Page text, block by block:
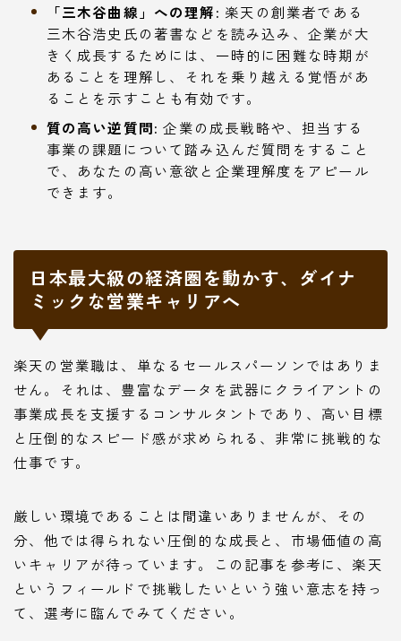
「三木谷曲線」への理解: 楽天の創業者である
三木谷浩史氏の著書などを読み込み、企業が大
きく成長するためには、一時的に困難な時期が
あることを理解し、それを乗り越える覚悟があ
ることを示すことも有効です。
質の高い逆質問: 企業の成長戦略や、担当する
事業の課題について踏み込んだ質問をすること
で、あなたの高い意欲と企業理解度をアピール
できます。
日本最大級の経済圏を動かす、ダイナ
ミックな営業キャリアへ
楽天の営業職は、単なるセールスパーソンではありま
せん。それは、豊富なデータを武器にクライアントの
事業成長を支援するコンサルタントであり、高い目標
と圧倒的なスピード感が求められる、非常に挑戦的な
仕事です。
厳しい環境であることは間違いありませんが、その
分、他では得られない圧倒的な成長と、市場価値の高
いキャリアが待っています。この記事を参考に、楽天
というフィールドで挑戦したいという強い意志を持っ
て、選考に臨んでみてください。